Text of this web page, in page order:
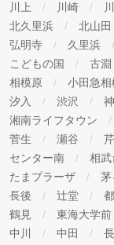
川上
川崎
北久里浜
北山田
弘明寺
久里浜
こどもの国
古淵
相模原
小田急相
汐入
渋沢
湘南ライフタウン
菅生
瀬谷
センター南
相武
たまプラーザ
茅
長後
辻堂
鶴見
東海大学前
中川
中田